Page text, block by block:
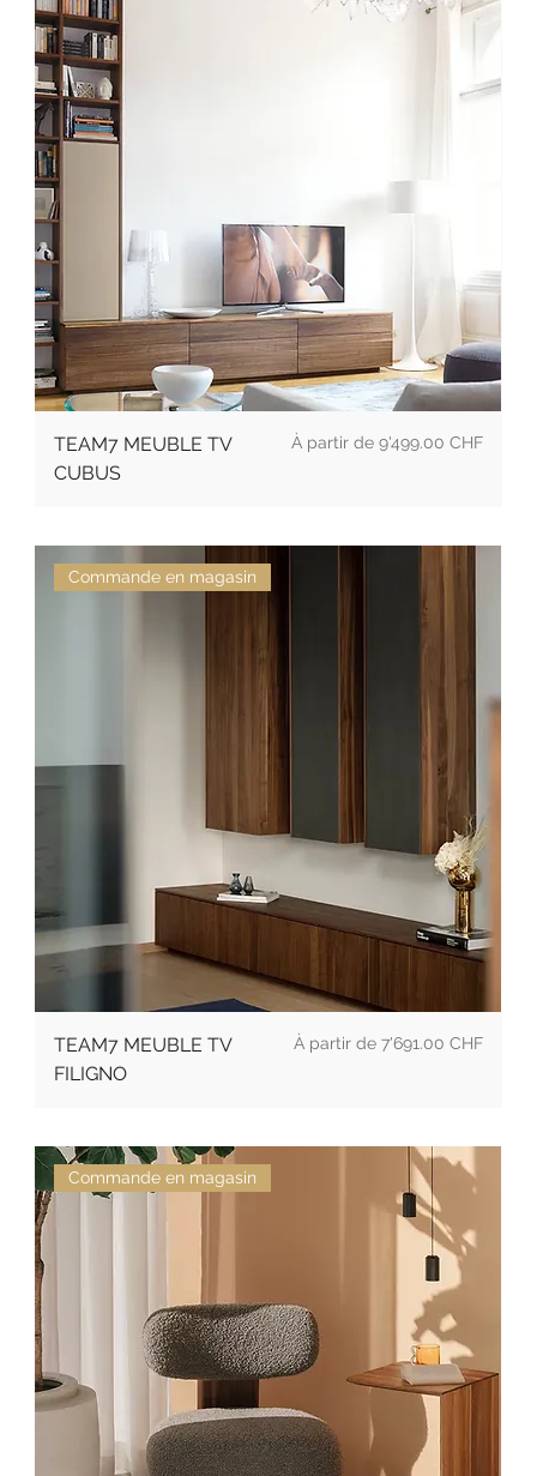
TEAM7 MEUBLE TV
CUBUS
Prix 9'499.00 CHF
Commande en magasin
TEAM7 MEUBLE TV
FILIGNO
Prix 7'691.00 CHF
Commande en magasin